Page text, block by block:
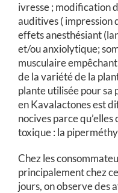
ivresse ; modification
auditives ( impression
effets anesthésiant
et/ou anxiolytique;
musculaire
de la variété de la
plante utilisée pour
en Kavalactones est
nocives parce
toxique : la
Chez les
principalement chez
jours, on observe des